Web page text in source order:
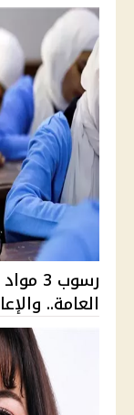
رسوب
العامة..